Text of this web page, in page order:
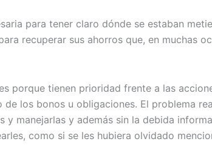
para tener claro dónde se estaban
recuperar sus ahorros que, en muchas
porque tienen prioridad frente a las
los bonos u obligaciones. El problema
manejarlas y además sin la debida
como si se les hubiera olvidado